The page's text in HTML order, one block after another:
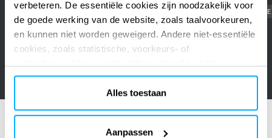
verbeteren. De essentiële cookies zijn noodzakelijk voor
de goede werking van de website, zoals taalvoorkeuren,
en kunnen niet worden geweigerd. Andere niet-essentiële
cookies, zoals statistische, voorkeurs- of
“Alles accepteren” hebt geklikt. Voor meer informatie kunt
u ons cookiebeleid lezen in de sectie ‘Over’ en onderaan
onze website.
Alles toestaan
Aanpassen
social risk assessment supply
chain H2BE
HYDROGEN
CARBON CAPTURE
chain
H2BE
CARBON CAPTURE